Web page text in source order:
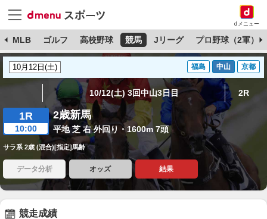
dメニュー
MLB ゴルフ 高校野球 競馬 Jリーグ プロ野球（2軍）
福島 中山 京都
10/12(土) 3回中山3日目 2R
1R
10:00
2歳新馬
平地 芝 右 外回り・1600m 7頭
サラ系 2歳 (混合)[指定]馬齢
データ分析 オッズ 結果
競走成績